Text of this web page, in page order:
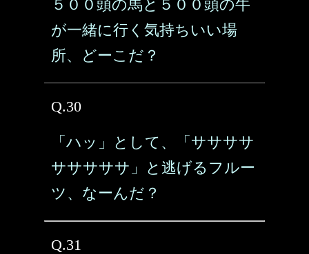
５００頭の馬と５００頭の牛
が一緒に行く気持ちいい場
所、どーこだ？
Q.30
「ハッ」として、「ササササ
サササササ」と逃げるフルー
ツ、なーんだ？
Q.31